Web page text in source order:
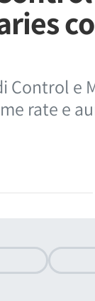
Control e
rate e